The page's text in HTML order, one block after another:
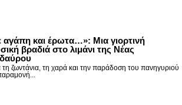
αγάπη και έρωτα…»: Μια γιορτινή
βραδιά στο λιμάνι της Νέας
τη ζωντάνια, τη χαρά και την παράδοση του πανηγυριού